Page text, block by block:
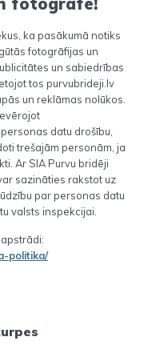
ka pasākumā notiks
fotogrāfijas un
un sabiedrības
tos purvubrideji.lv
un reklāmas nolūkos.
datu drošību,
trešajām personām, ja
Ar SIA Purvu bridēji
sazināties rakstot uz
par personas datu
valsts inspekcijai.
politika/